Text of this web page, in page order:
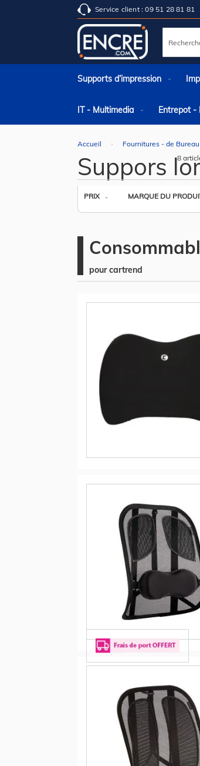
Service client : 09 51 28 81 81
Rechercher
Supports d’impression
IT - Multimedia Entrepot -
Accueil Fournitures - de Bureau
Suppors
PRIX MARQUE DU
8
pour cartrend